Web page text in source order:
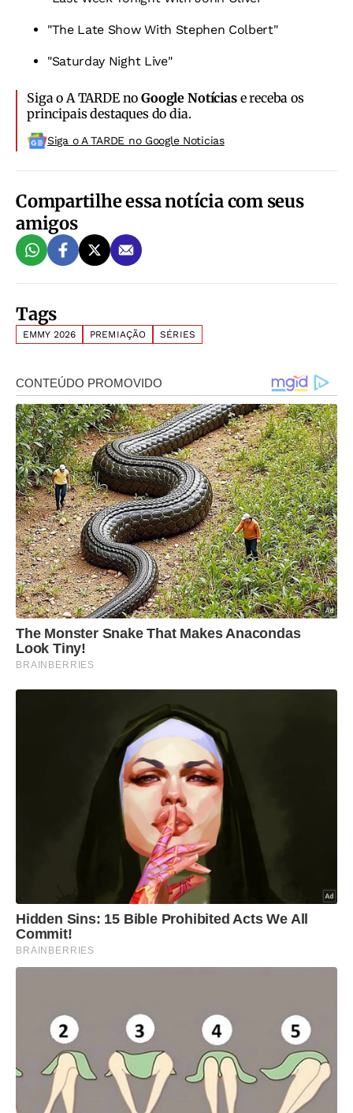
"The Late Show With Stephen Colbert"
"Saturday Night Live"
Siga o A TARDE noGoogle Notíciase receba os
principais destaques do dia.
Siga o A TARDE no Google Noticias
Compartilhe essa notícia com seus
amigos
Tags
EMMY 2026 PREMIAÇÃO SÉRIES